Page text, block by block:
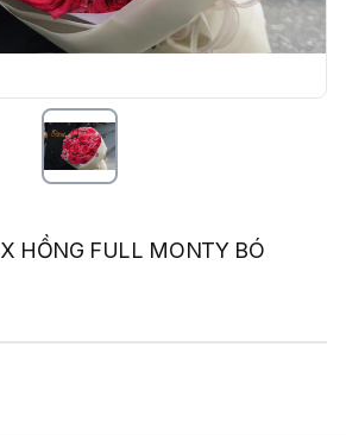
HỒNG FULL MONTY BÓ